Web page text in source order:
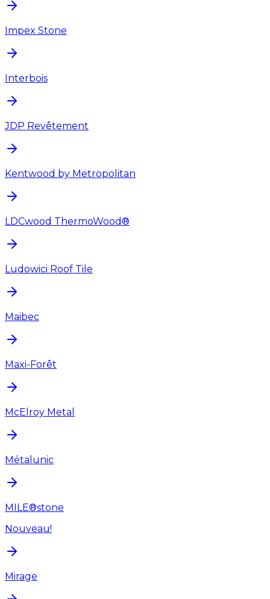
Impex Stone
Interbois
JDP Revêtement
Kentwood by Metropolitan
LDCwood ThermoWood®
Ludowici Roof Tile
Maibec
Maxi-Forêt
McElroy Metal
Métalunic
MILE®stone
Nouveau!
Mirage